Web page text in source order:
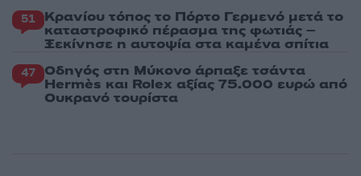
51 Κρανίου τόπος το Πόρτο Γερμενό μετά το
καταστροφικό πέρασμα της φωτιάς –
Ξεκίνησε η αυτοψία στα καμένα σπίτια
47 Οδηγός στη Μύκονο άρπαξε τσάντα
Hermès και Rolex αξίας 75.000 ευρώ από
Ουκρανό τουρίστα